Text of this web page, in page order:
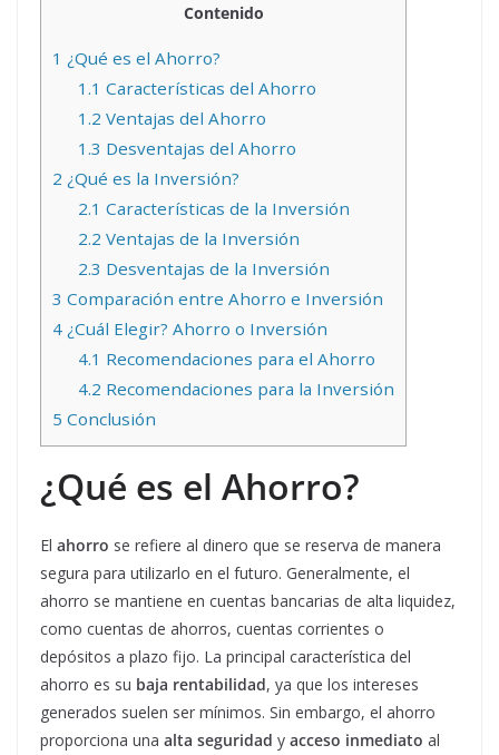
Contenido
1 ¿Qué es el Ahorro?
1.1 Características del Ahorro
1.2 Ventajas del Ahorro
1.3 Desventajas del Ahorro
2 ¿Qué es la Inversión?
2.1 Características de la Inversión
2.2 Ventajas de la Inversión
2.3 Desventajas de la Inversión
3 Comparación entre Ahorro e Inversión
4 ¿Cuál Elegir? Ahorro o Inversión
4.1 Recomendaciones para el Ahorro
4.2 Recomendaciones para la Inversión
5 Conclusión
¿Qué es el Ahorro?
El ahorro se refiere al dinero que se reserva de manera
segura para utilizarlo en el futuro. Generalmente, el
ahorro se mantiene en cuentas bancarias de alta liquidez,
como cuentas de ahorros, cuentas corrientes o
depósitos a plazo fijo. La principal característica del
ahorro es su baja rentabilidad, ya que los intereses
generados suelen ser mínimos. Sin embargo, el ahorro
proporciona una alta seguridad y acceso inmediato al